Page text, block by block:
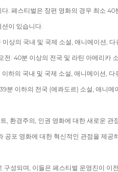
. 페스티벌은 장편 영화의 경우 최소
이 있습니다.
상의 국내 및 국제 소설, 애니메이션,
전: 40분 이상의 전국 및 라틴 아메리카
하의 국내 및 국제 소설, 애니메이션, 다
분 이하의 전국 (에콰도르) 소설, 애니메
, 환경주의, 인권 영화에 대한 새로운 관
공포 영화에 대한 혁신적인 관점을 제공
구성되며, 이들은 페스티벌 운영진이 이